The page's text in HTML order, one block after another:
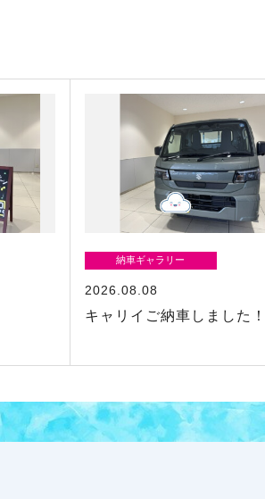
納車ギャラリー
2026.08.08
キャリイご納車しました！